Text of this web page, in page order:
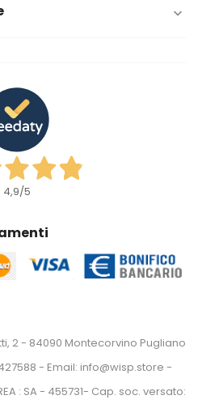

4,9/5
2 - 84090 Montecorvino Pugliano
- Email: info@wisp.store -
: SA - 455731- Cap. soc. versato: